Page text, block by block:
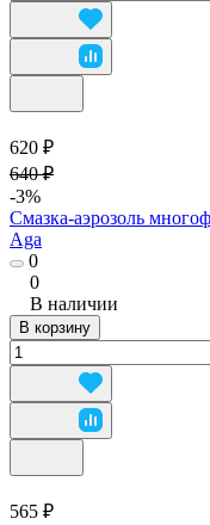
620 ₽
640 ₽
-3%
Смазка-аэрозоль
Aga
0
0
В наличии
В корзину
565 ₽